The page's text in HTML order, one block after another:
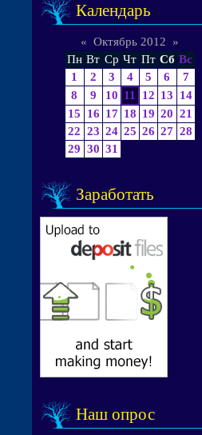
Календарь
« Октябрь 2012
»
Пн Вт Ср Чт Пт Сб Вс
1
2 3 4 5 6
7
8
9 10 11 12 13
14
15
16 17 18 19 20 21
22 23 24 25 26 27 28
29 30 31
Заработать
Наш опрос